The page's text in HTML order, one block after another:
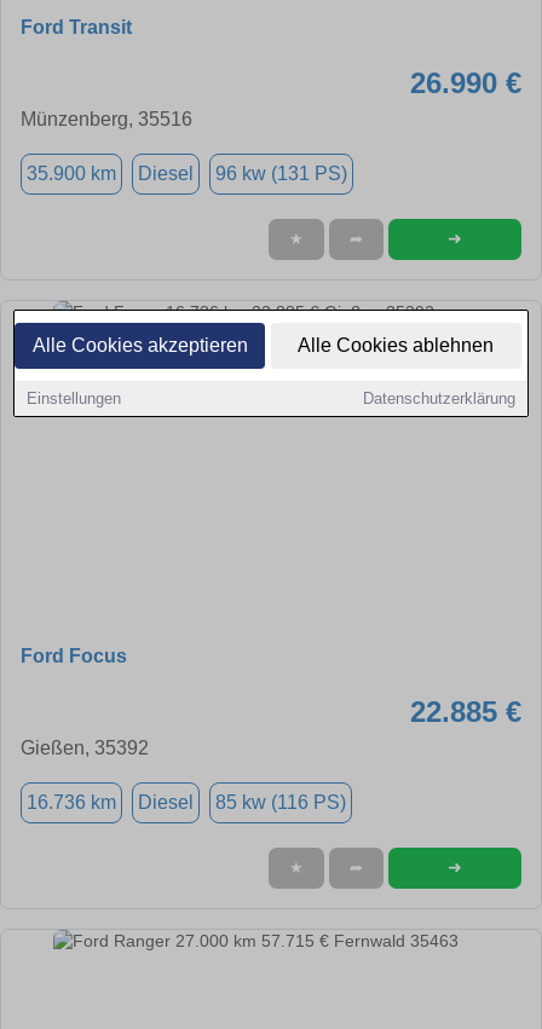
Alle Cookies akzeptieren Alle Cookies ablehnen
Einstellungen Datenschutzerklärung
Ford Transit
26.990 €
Münzenberg, 35516
35.900 km Diesel 96 kw (131 PS)
★ ➦ ➜
Ford Focus
22.885 €
Gießen, 35392
16.736 km Diesel 85 kw (116 PS)
★ ➦ ➜